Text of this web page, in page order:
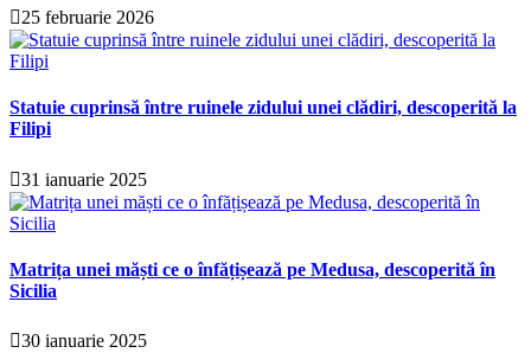
25 februarie 2026
Statuie cuprinsă între ruinele zidului unei clădiri, descoperită la
Filipi
31 ianuarie 2025
Matrița unei măști ce o înfățișează pe Medusa, descoperită în
Sicilia
30 ianuarie 2025